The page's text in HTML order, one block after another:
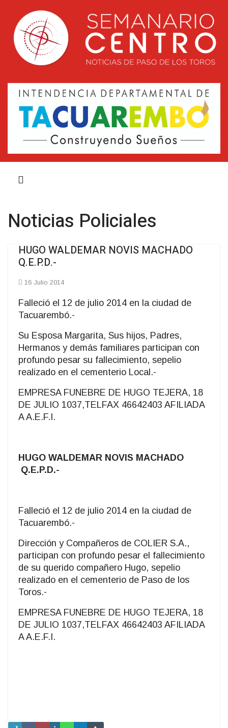
Noticias Policiales
HUGO WALDEMAR NOVIS MACHADO
Q.E.P.D.-
16 Julio 2014
Falleció el 12 de julio 2014 en la ciudad de
Tacuarembó.-
Su Esposa Margarita, Sus hijos, Padres,
Hermanos y demás familiares participan con
profundo pesar su fallecimiento, sepelio
realizado en el cementerio Local.-
EMPRESA FUNEBRE DE HUGO TEJERA, 18
DE JULIO 1037,TELFAX 46642403 AFILIADA
A A.E.F.I.
HUGO WALDEMAR NOVIS MACHADO
Q.E.P.D.-
Falleció el 12 de julio 2014 en la ciudad de
Tacuarembó.-
Dirección y Compañeros de COLIER S.A.,
participan con profundo pesar el fallecimiento
de su querido compañero Hugo, sepelio
realizado en el cementerio de Paso de los
Toros.-
EMPRESA FUNEBRE DE HUGO TEJERA, 18
DE JULIO 1037,TELFAX 46642403 AFILIADA
A A.E.F.I.